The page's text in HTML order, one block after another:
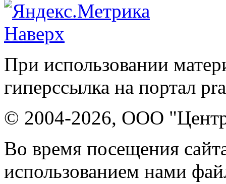
Наверх
При использовании
гиперссылка на портал
© 2004-2026, ООО "Центр
Во время посещения
использованием нами